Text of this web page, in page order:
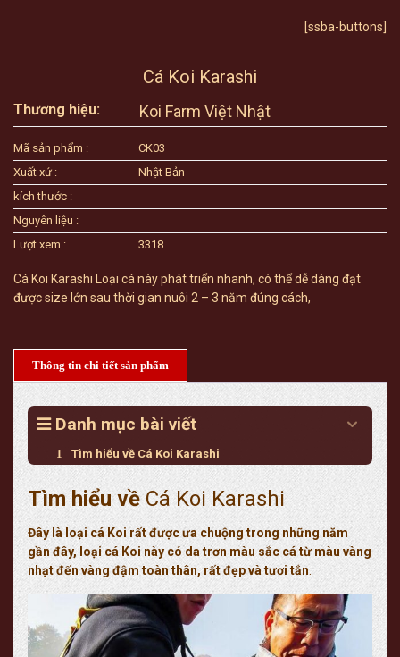
[ssba-buttons]
Cá Koi Karashi
Thương hiệu: Koi Farm Việt Nhật
Mã sản phẩm :
CK03
Xuất xứ :
Nhật Bản
kích thước :
Nguyên liệu :
Lượt xem :
3318
Cá Koi Karashi Loại cá này phát triển nhanh, có thể dễ dàng đạt
được size lớn sau thời gian nuôi 2 – 3 năm đúng cách,
Thông tin chi tiết sản phẩm
Danh mục bài viết
Tìm hiểu về Cá Koi Karashi
Tìm hiểu vềCá Koi Karashi
Đây là loại cá Koi rất được ưa chuộng trong những năm
gần đây, loại cá Koi này có da trơn màu sắc cá từ màu vàng
nhạt đến vàng đậm toàn thân, rất đẹp và tươi tắn